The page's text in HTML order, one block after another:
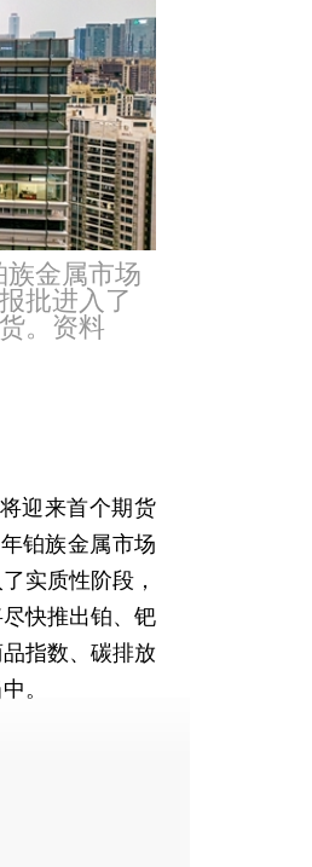
金属市场
批进入了
。资料
迎来首个期货
铂族金属市场
实质性阶段，
快推出铂、钯
指数、碳排放
。